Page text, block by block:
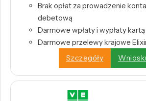
Brak opłat za prowadzenie
debetową
Darmowe wpłaty i wypłaty kartą
Darmowe przelewy krajowe
Szczegóły